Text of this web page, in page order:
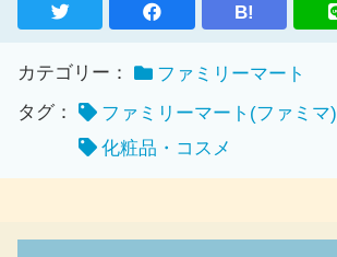
B!
カテゴリー：
ファミリーマート
タグ：
ファミリーマート(ファミマ)
化粧品・コスメ